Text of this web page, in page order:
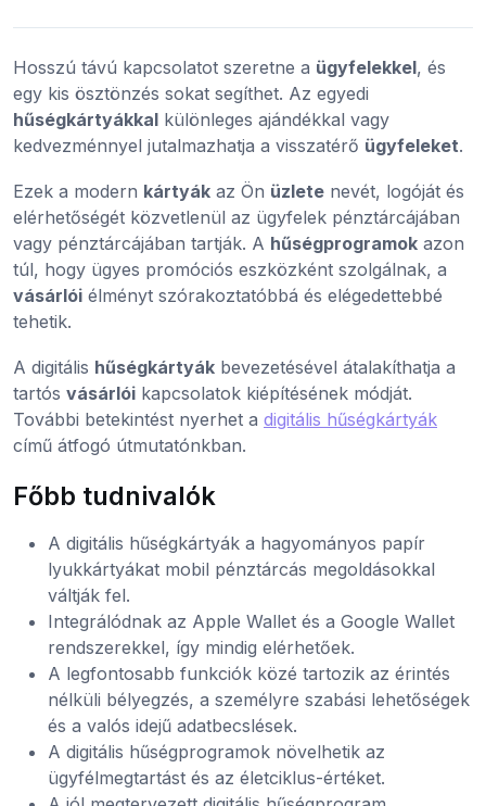
Hosszú távú kapcsolatot szeretne a ügyfelekkel, és
egy kis ösztönzés sokat segíthet. Az egyedi
hűségkártyákkal különleges ajándékkal vagy
kedvezménnyel jutalmazhatja a visszatérő ügyfeleket.
Ezek a modern kártyák az Ön üzlete nevét, logóját és
elérhetőségét közvetlenül az ügyfelek pénztárcájában
vagy pénztárcájában tartják. A hűségprogramok azon
túl, hogy ügyes promóciós eszközként szolgálnak, a
vásárlói élményt szórakoztatóbbá és elégedettebbé
tehetik.
A digitális hűségkártyák bevezetésével átalakíthatja a
tartós vásárlói kapcsolatok kiépítésének módját.
További betekintést nyerhet a digitális hűségkártyák
című átfogó útmutatónkban.
Főbb tudnivalók
A digitális hűségkártyák a hagyományos papír
lyukkártyákat mobil pénztárcás megoldásokkal
váltják fel.
Integrálódnak az Apple Wallet és a Google Wallet
rendszerekkel, így mindig elérhetőek.
A legfontosabb funkciók közé tartozik az érintés
nélküli bélyegzés, a személyre szabási lehetőségek
és a valós idejű adatbecslések.
A digitális hűségprogramok növelhetik az
ügyfélmegtartást és az életciklus-értéket.